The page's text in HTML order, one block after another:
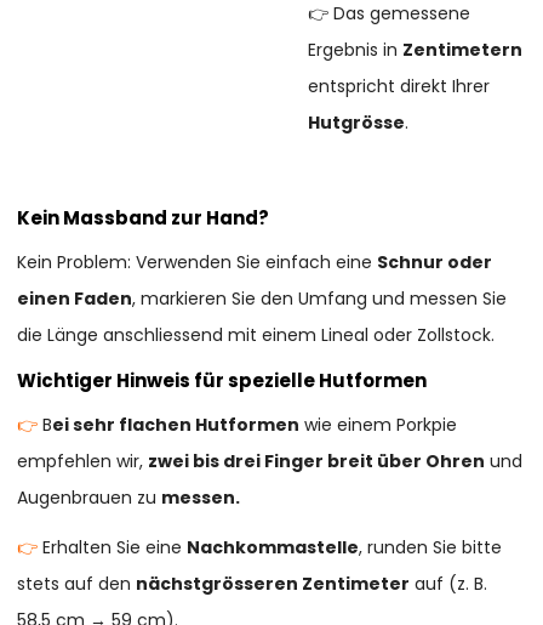
👉 Das gemessene
Ergebnis in Zentimetern
entspricht direkt Ihrer
Hutgrösse.
Kein Massband zur Hand?
Kein Problem: Verwenden Sie einfach eine Schnur oder
einen Faden, markieren Sie den Umfang und messen Sie
die Länge anschliessend mit einem Lineal oder Zollstock.
Wichtiger Hinweis für spezielle Hutformen
👉Bei sehr flachen Hutformen wie einem Porkpie
empfehlen wir, zwei bis drei Finger breit über Ohren und
Augenbrauen zu messen.
👉Erhalten Sie eine Nachkommastelle, runden Sie bitte
stets auf den nächstgrösseren Zentimeter auf (z. B.